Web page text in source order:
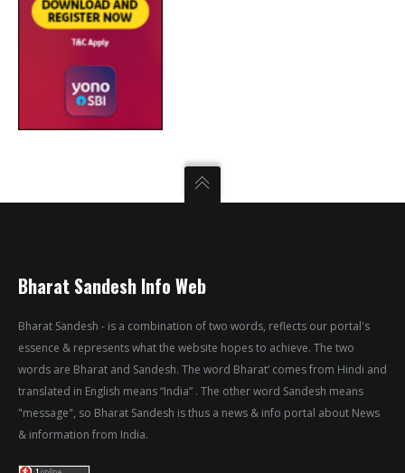
Bharat Sandesh Info Web
Bharat Sandesh - is a combination of two words, reflects our portal's
essence & represents what the website hopes to achieve. The two
words are Bharat and Sandesh. The word Bharat’ comes from Hindi and
translated in English means “India” . The other word Sandesh means
"message", so Bharat Sandesh is thus a news & info portal about News
& information from India.